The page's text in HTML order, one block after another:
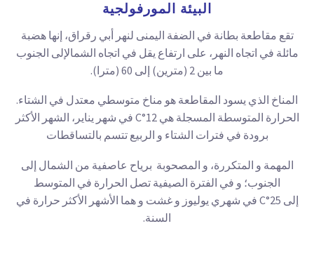
البيئة المورفولجية
تقع مقاطعة بطانة في الضفة اليمنى لنهر أبي رقراق، إنها هضبة
مائلة في اتجاه النهر، على ارتفاع يقل في اتجاه الشمالإلى الجنوب
ما بين 2 (مترين) إلى 60 (مترا).
المناخ الذي يسود المقاطعة هو مناخ متوسطي معتدل في الشتاء.
الحرارة المتوسطة المسجلة هي12°C
في شهر يناير، الشهر الأكثر
برودة في فترات الشتاء و الربيع تتسم بالتساقطات
المهمة و المتكررة، و المصحوبة برياح عاصفية من الشمال إلى
الجنوب؛ و في الفترة الصيفية تصل الحرارة في المتوسط
إلى 25°C
في شهري يوليوز و غشت و هما الأشهر الأكثر حرارة في
السنة.